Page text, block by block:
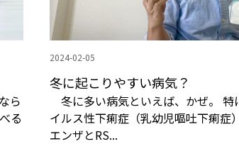
ら
る
2024-02-05
冬に起こりやすい病気？
冬に多い病気といえば、かぜ。 特
イルス性下痢症（乳幼児嘔吐下痢症
エンザとRS...